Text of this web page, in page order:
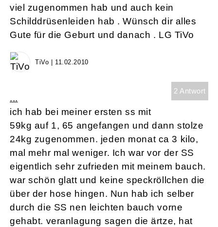
viel zugenommen hab und auch kein
Schilddrüsenleiden hab . Wünsch dir alles
Gute für die Geburt und danach . LG TiVo
TiVo | 11.02.2010
2 Antwort
...
ich hab bei meiner ersten ss mit
59kg auf 1, 65 angefangen und dann stolze
24kg zugenommen. jeden monat ca 3 kilo,
mal mehr mal weniger. Ich war vor der SS
eigentlich sehr zufrieden mit meinem bauch.
war schön glatt und keine speckröllchen die
über der hose hingen. Nun hab ich selber
durch die SS nen leichten bauch vorne
gehabt. veranlagung sagen die ärtze, hat